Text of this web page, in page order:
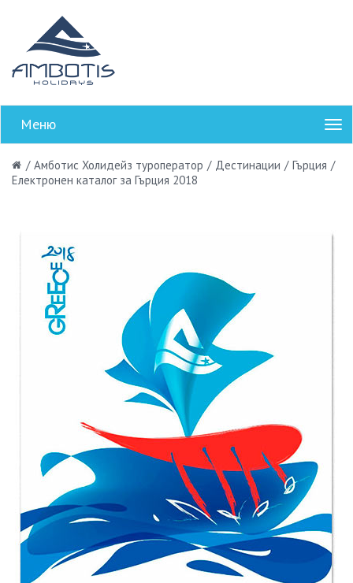
Меню
/ Амботис Холидейз туроператор / Дестинации / Гърция /
Електронен каталог за Гърция 2018